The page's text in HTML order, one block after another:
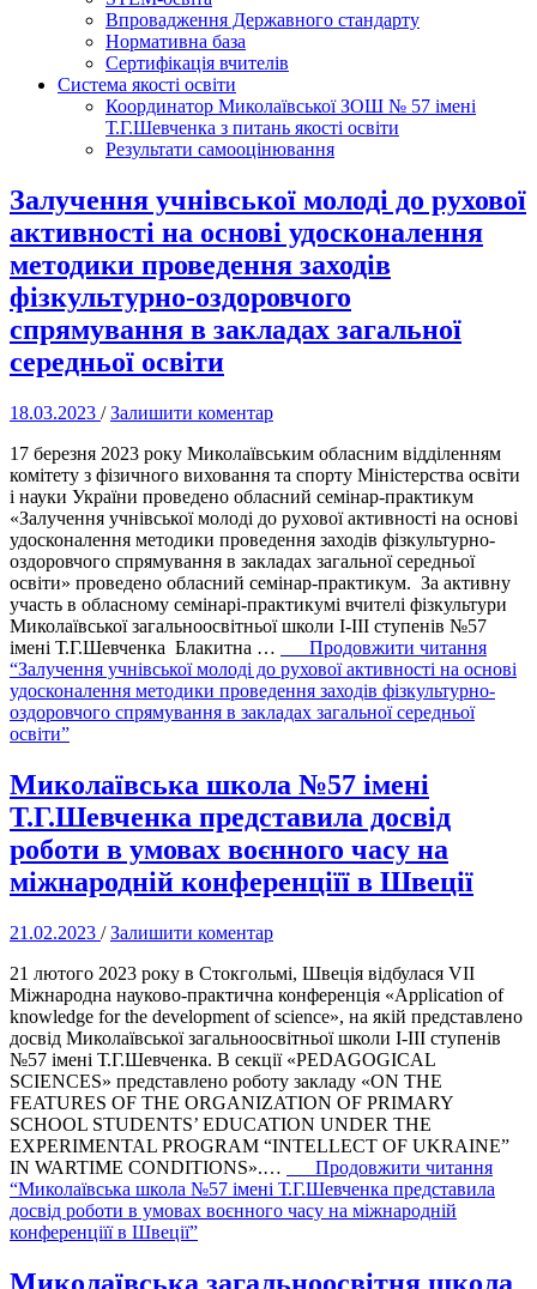
Впровадження Державного стандарту
Нормативна база
Сертифікація вчителів
Система якості освіти
Координатор Миколаївської ЗОШ № 57 імені
Т.Г.Шевченка з питань якості освіти
Результати самооцінювання
Залучення учнівської молоді до рухової
активності на основі удосконалення
методики проведення заходів
фізкультурно-оздоровчого
спрямування в закладах загальної
середньої освіти
18.03.2023 /Залишити коментар
17 березня 2023 року Миколаївським обласним відділенням
комітету з фізичного виховання та спорту Міністерства освіти
і науки України проведено обласний семінар-практикум
«Залучення учнівської молоді до рухової активності на основі
удосконалення методики проведення заходів фізкультурно-
оздоровчого спрямування в закладах загальної середньої
освіти» проведено обласний семінар-практикум. За активну
участь в обласному семінарі-практикумі вчителі фізкультури
Миколаївської загальноосвітньої школи І-ІІІ ступенів №57
імені Т.Г.Шевченка Блакитна …
Продовжити читання
“Залучення учнівської молоді до рухової активності на основі
удосконалення методики проведення заходів фізкультурно-
оздоровчого спрямування в закладах загальної середньої
освіти”
Миколаївська школа №57 імені
Т.Г.Шевченка представила досвід
роботи в умовах воєнного часу на
міжнародній конференціїї в Швеції
21.02.2023 /Залишити коментар
21 лютого 2023 року в Стокгольмі, Швеція відбулася VІІ
Міжнародна науково-практична конференція «Application of
knowledge for the development of science», на якій представлено
досвід Миколаївської загальноосвітньої школи І-ІІІ ступенів
№57 імені Т.Г.Шевченка. В секції «PEDAGOGICAL
SCIENCES» представлено роботу закладу «ON THE
FEATURES OF THE ORGANIZATION OF PRIMARY
SCHOOL STUDENTS’ EDUCATION UNDER THE
EXPERIMENTAL PROGRAM “INTELLECT OF UKRAINE”
IN WARTIME CONDITIONS».…
Продовжити читання
“Миколаївська школа №57 імені Т.Г.Шевченка представила
досвід роботи в умовах воєнного часу на міжнародній
конференціїї в Швеції”